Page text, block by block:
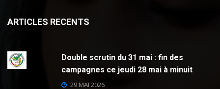
ARTICLES RECENTS
Double scrutin du 31 mai : fin des
campagnes ce jeudi 28 mai à minuit
29 MAI 2026